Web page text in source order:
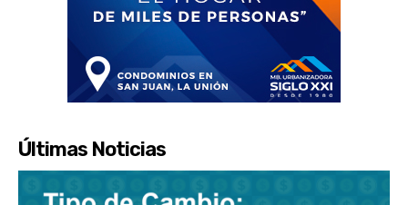
Últimas Noticias